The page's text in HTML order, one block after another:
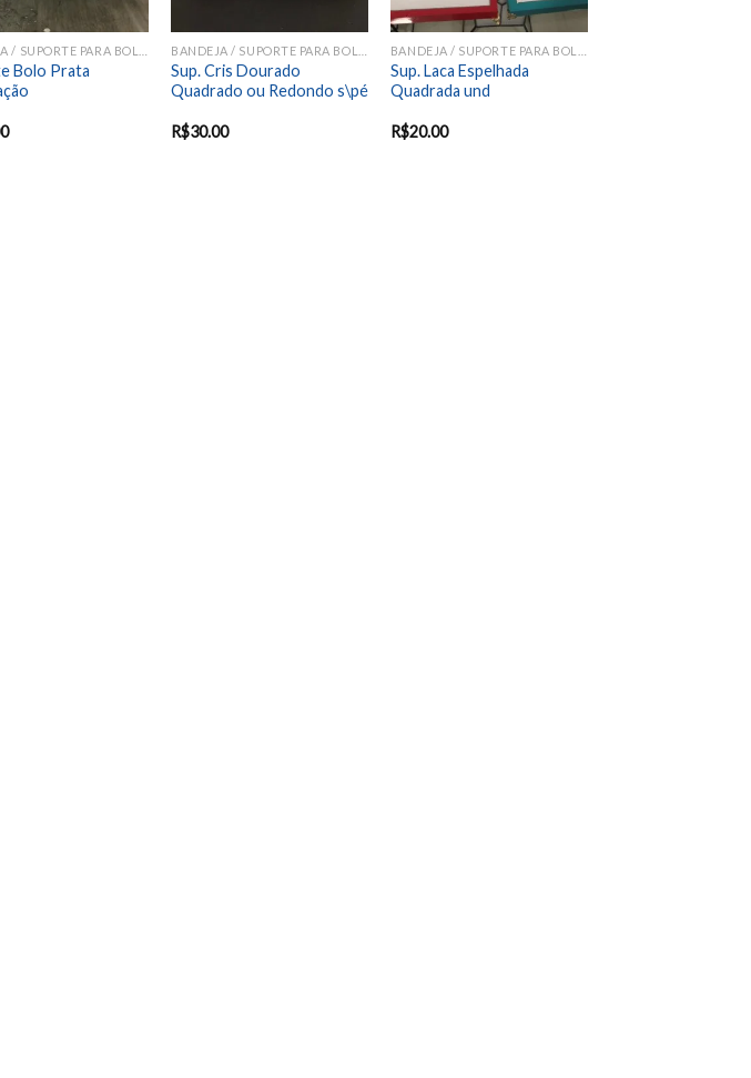
Bolo Prata
Sup. Cris Dourado
Quadrado ou Redondo s\pé
R$30.00
Sup. Laca Espelhada
Quadrada und
R$20.00